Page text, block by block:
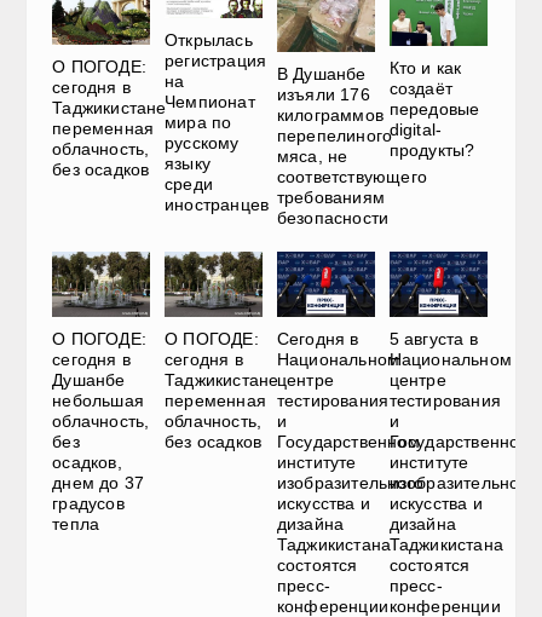
О ПОГОДЕ:
сегодня в
Таджикистане
переменная
облачность,
без осадков
Открылась
регистрация
на
Чемпионат
мира по
русскому
языку
среди
иностранцев
В Душанбе
изъяли 176
килограммов
перепелиного
мяса, не
соответствующего
требованиям
безопасности
Кто и как
создаёт
передовые
digital-
продукты?
О ПОГОДЕ:
сегодня в
Душанбе
небольшая
облачность,
без
осадков,
днем до 37
градусов
тепла
О ПОГОДЕ:
сегодня в
Таджикистане
переменная
облачность,
без осадков
Сегодня в
Национальном
центре
тестирования
и
Государственном
институте
изобразительного
искусства и
дизайна
Таджикистана
состоятся
пресс-
конференции
5 августа в
Национальном
центре
тестирования
и
Государственном
институте
изобразительного
искусства и
дизайна
Таджикистана
состоятся
пресс-
конференции